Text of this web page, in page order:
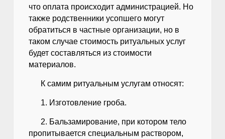
что оплата происходит администрацией. Но
также родственники усопшего могут
обратиться в частные организации, но в
таком случае стоимость ритуальных услуг
будет составляться из стоимости
материалов.
К самим ритуальным услугам относят:
1. Изготовление гроба.
2. Бальзамирование, при котором тело
пропитывается специальным раствором,